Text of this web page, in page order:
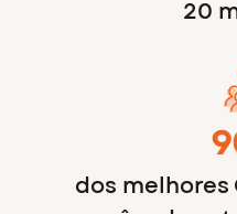
20
dos melhores